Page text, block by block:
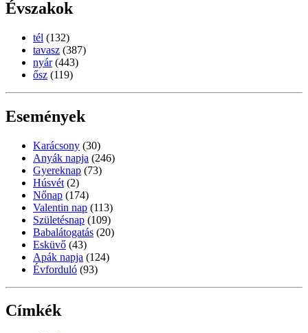
Évszakok
tél (132)
tavasz (387)
nyár (443)
ősz (119)
Események
Karácsony (30)
Anyák napja (246)
Gyereknap (73)
Húsvét (2)
Nőnap (174)
Valentin nap (113)
Születésnap (109)
Babalátogatás (20)
Esküvő (43)
Apák napja (124)
Évforduló (93)
Címkék